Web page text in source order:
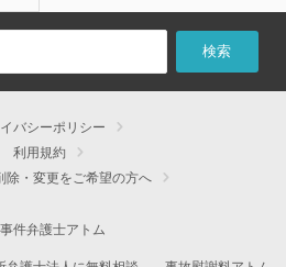
バシーポリシー
利用規約
除・変更をご希望の方へ
件弁護士アトム